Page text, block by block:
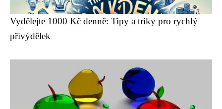
Vydělejte 1000 Kč denně: Tipy a triky pro rychlý
přivýdělek